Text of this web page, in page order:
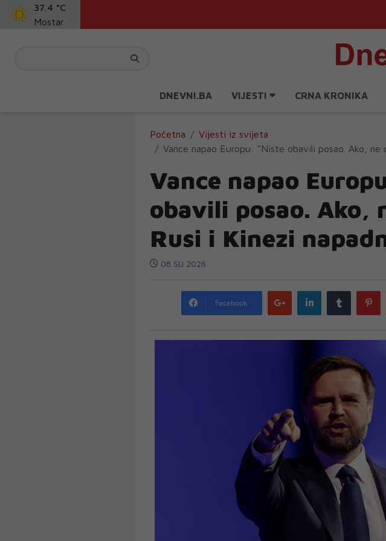
37.4 °C
Mostar
DNEVNI.BA VIJESTI CRNA KRONIKA
Početna
Vijesti iz svijeta
Vance napao Europu: "Niste obavili posao. Ako, ne
Vance napao
obavili posao. Ako,
Rusi i Kinezi
08 SIJ 2026
Facebook
Google
plus
LinkedIn Tumblr